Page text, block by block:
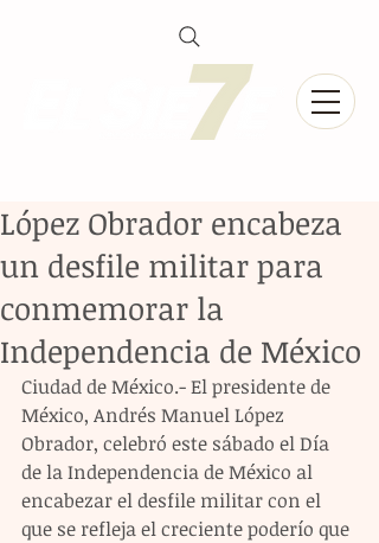
López Obrador encabeza
un desfile militar para
conmemorar la
Independencia de México
Ciudad de México.- El presidente de
México, Andrés Manuel López
Obrador, celebró este sábado el Día
de la Independencia de México al
encabezar el desfile militar con el
que se refleja el creciente poderío que